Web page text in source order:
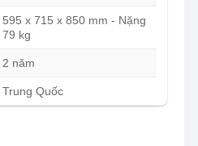
595 x 715 x 850 mm - Nặng
79 kg
2 năm
Trung Quốc